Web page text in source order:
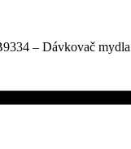
– Dávkovač mydla